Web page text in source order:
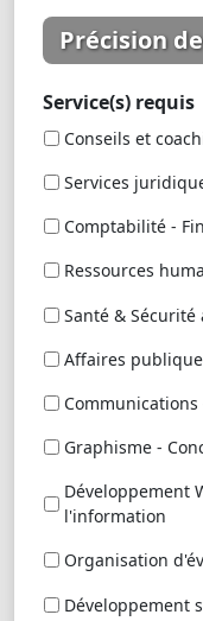
Précision
Service(s) requis
Conseils et
Services
Comptabilité -
Ressources
Santé & Sécurité
Affaires
Graphisme -
Développement
l'information
Organisation
Développement